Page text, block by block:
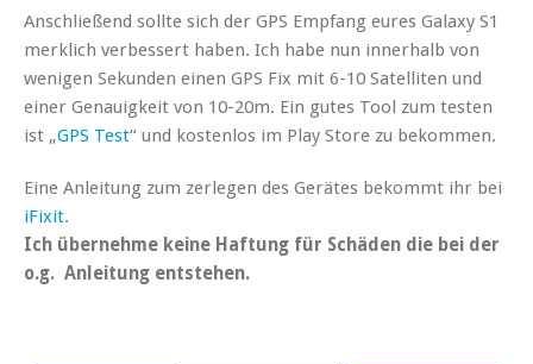
Anschließend sollte sich der GPS Empfang eures Galaxy S1
merklich verbessert haben. Ich habe nun innerhalb von
wenigen Sekunden einen GPS Fix mit 6-10 Satelliten und
einer Genauigkeit von 10-20m. Ein gutes Tool zum testen
ist „GPS Test“ und kostenlos im Play Store zu bekommen.
Eine Anleitung zum zerlegen des Gerätes bekommt ihr bei
iFixit.
Ich übernehme keine Haftung für Schäden die bei der
o.g. Anleitung entstehen.